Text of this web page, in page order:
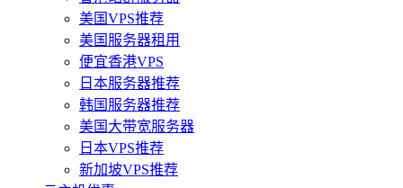
美国VPS推荐
美国服务器租用
便宜香港VPS
日本服务器推荐
韩国服务器推荐
美国大带宽服务器
日本VPS推荐
新加坡VPS推荐